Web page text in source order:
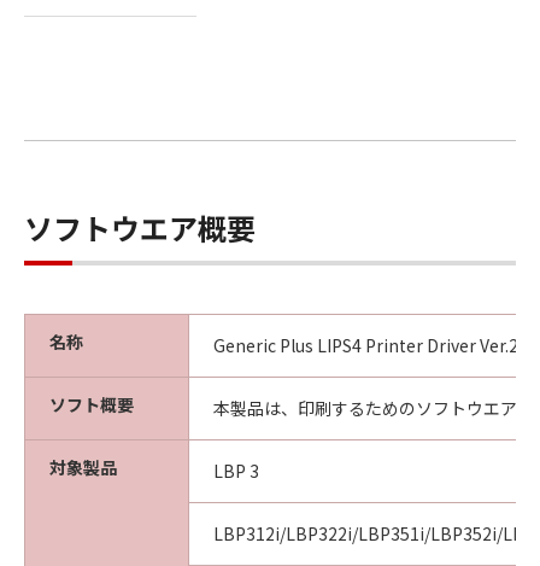
ソフトウエア概要
名称 Generic Plus LIPS4 Printer Driver
ソフト概要 本製品は、印刷するためのソフトウエアで
対象製品 LBP 3
LBP312i/LBP322i/LBP351i/LBP352i/